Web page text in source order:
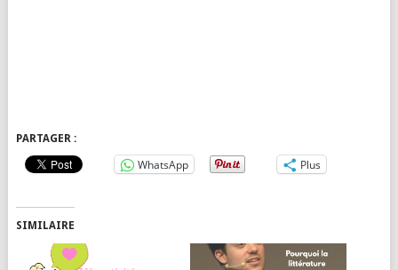
PARTAGER :
WhatsApp Plus
SIMILAIRE